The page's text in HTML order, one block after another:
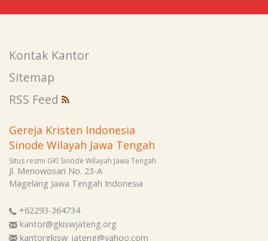
Kontak Kantor
Sitemap
RSS Feed
Gereja Kristen Indonesia
Sinode Wilayah Jawa Tengah
Situs resmi GKI Sinode Wilayah Jawa Tengah
Jl. Menowosari No. 23-A
Magelang Jawa Tengah Indonesia
+62293-364734
kantor@gkiswjateng.org
kantorgkisw_jateng@yahoo.com